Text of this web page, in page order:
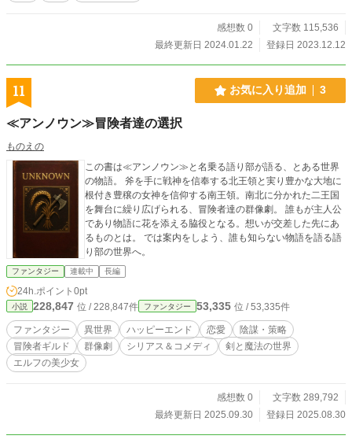
感想数 0
文字数 115,536
最終更新日 2024.01.22
登録日 2023.12.12
11 お気に入り追加 3
≪アンノウン≫冒険者達の選択
ものえの
この書は≪アンノウン≫と名乗る語り部が語る、とある世界
の物語。 斧を手に戦神を信奉する北王領と実り豊かな大地に
根付き豊穣の女神を信仰する南王領。南北に分かれた二王国
を舞台に繰り広げられる、冒険者達の群像劇。 誰もが主人公
であり物語に花を添える脇役となる。想いが交差した先にあ
るものとは。 では案内をしよう、誰も知らない物語を語る語
り部の世界へ。
ファンタジー 連載中 長編
24h.ポイント 0pt
小説 228,847 位 / 228,847件 ファンタジー 53,335 位 / 53,335件
ファンタジー 異世界 ハッピーエンド 恋愛
陰謀・策略
冒険者ギルド
群像劇 シリアス＆コメディ
剣と魔法の世界
エルフの美少女
感想数 0
文字数 289,792
最終更新日 2025.09.30
登録日 2025.08.30